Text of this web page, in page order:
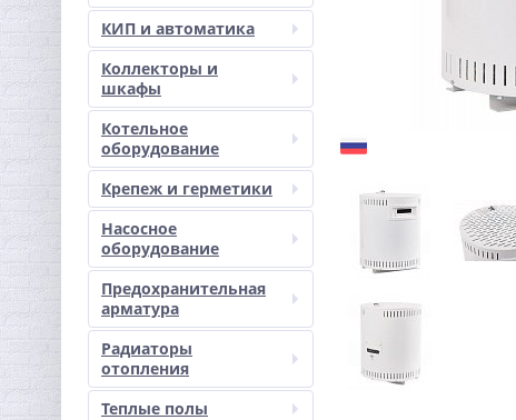
КИП и автоматика
Коллекторы и
шкафы
Котельное
оборудование
Крепеж и герметики
Насосное
оборудование
Предохранительная
арматура
Радиаторы
отопления
Теплые полы